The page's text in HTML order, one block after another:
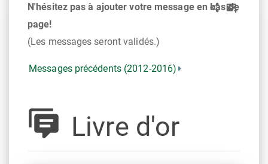
N'hésitez pas à ajouter votre message en bas de
page!
(Les messages seront validés.)
Messages précédents (2012-2016)
Livre d'or